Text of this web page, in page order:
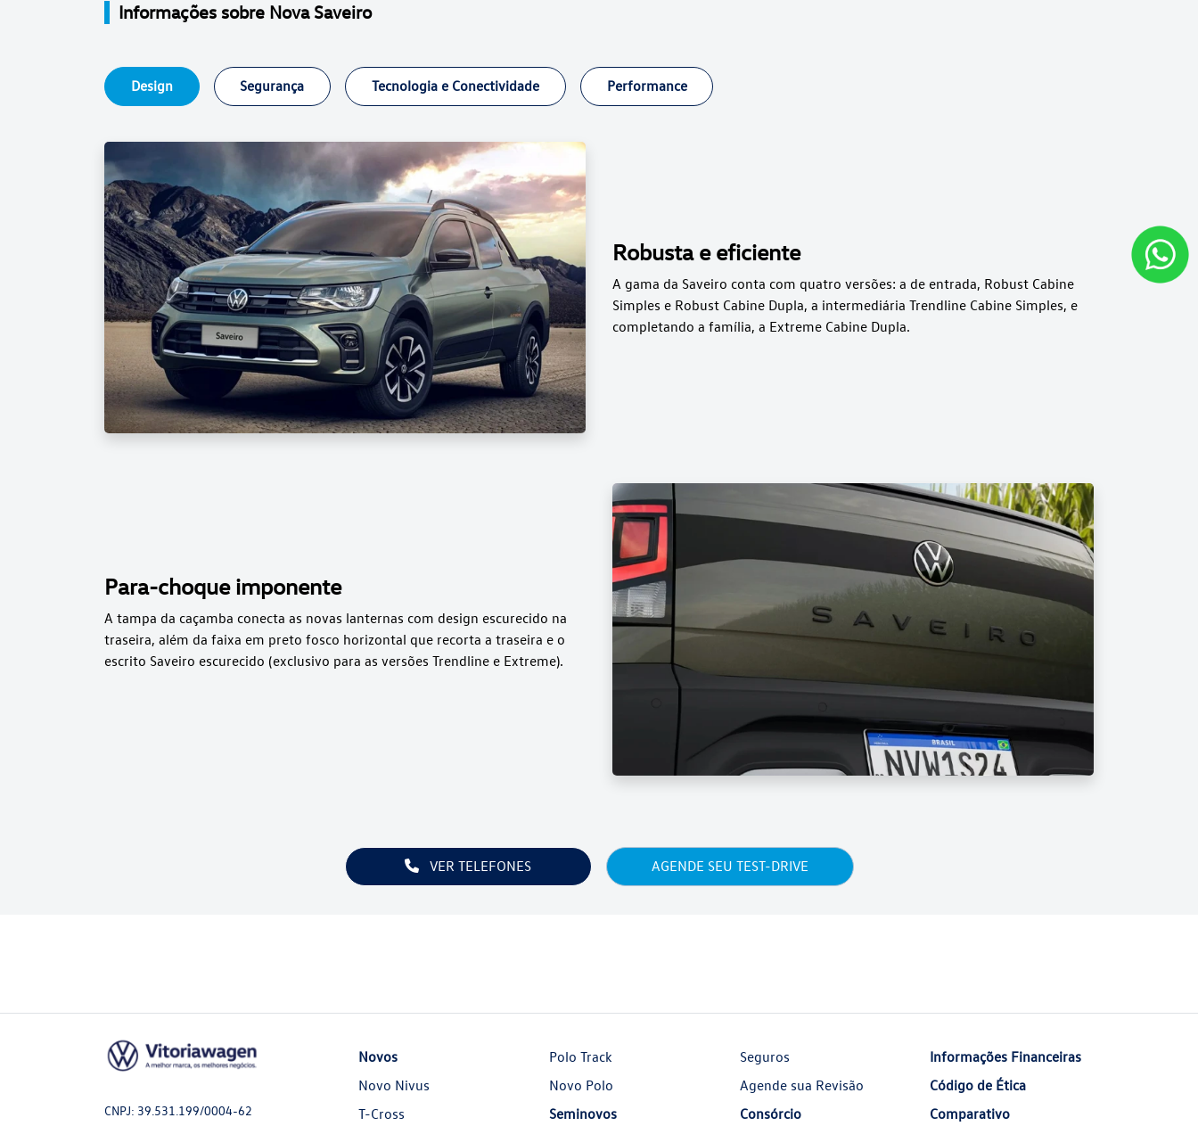
Informações sobre Nova Saveiro
Design Segurança Tecnologia e Conectividade Performance
Robusta e eficiente
A gama da Saveiro conta com quatro versões: a de entrada, Robust Cabine
Simples e Robust Cabine Dupla, a intermediária Trendline Cabine Simples, e
completando a família, a Extreme Cabine Dupla.
Para-choque imponente
A tampa da caçamba conecta as novas lanternas com design escurecido na
traseira, além da faixa em preto fosco horizontal que recorta a traseira e o
escrito Saveiro escurecido (exclusivo para as versões Trendline e Extreme).
VER TELEFONES AGENDE SEU TEST-DRIVE
CNPJ: 39.531.199/0004-62
Novos
Novo Nivus
T-Cross
Polo Track
Novo Polo
Seminovos
Seguros
Agende sua Revisão
Consórcio
Informações Financeiras
Código de Ética
Comparativo